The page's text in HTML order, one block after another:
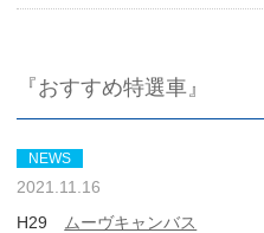
『おすすめ特選車』
NEWS
2021.11.16
H29
ムーヴキャンバス